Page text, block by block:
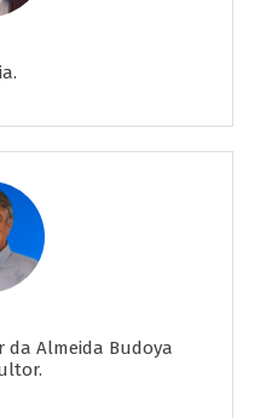
da Almeida Budoya